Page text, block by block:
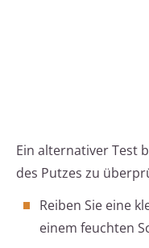
Ein alternativer Test
des Putzes zu
Reiben Sie eine
einem feuchten